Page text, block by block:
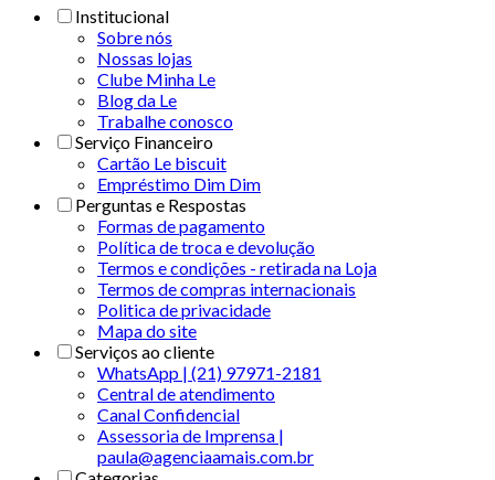
Institucional
Sobre nós
Nossas lojas
Clube Minha Le
Blog da Le
Trabalhe conosco
Serviço Financeiro
Cartão Le biscuit
Empréstimo Dim Dim
Perguntas e Respostas
Formas de pagamento
Política de troca e devolução
Termos e condições - retirada na Loja
Termos de compras internacionais
Politica de privacidade
Mapa do site
Serviços ao cliente
WhatsApp | (21) 97971-2181
Central de atendimento
Canal Confidencial
Assessoria de Imprensa |
paula@agenciaamais.com.br